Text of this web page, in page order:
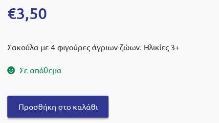
€3,50
Σακούλα με 4 φιγούρες άγριων ζώων. Ηλικίες 3+
Σε απόθεμα
Άγρια
Προσθήκη στο καλάθι